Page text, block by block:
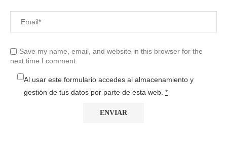
Save my name, email, and website in this browser for the
next time I comment.
Al usar este formulario accedes al almacenamiento y
gestión de tus datos por parte de esta web. *